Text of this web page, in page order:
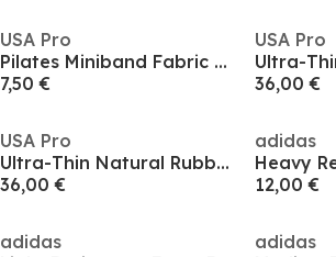
USA Pro
Pilates Miniband Fabric Resistance Trainers
7,50 €
USA Pro
36,00 €
USA Pro
Ultra-Thin Natural Rubber Yoga Mat
36,00 €
adidas
12,00 €
adidas
adidas